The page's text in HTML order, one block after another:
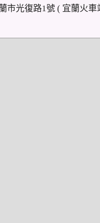
市光復路1號 ( 宜蘭火